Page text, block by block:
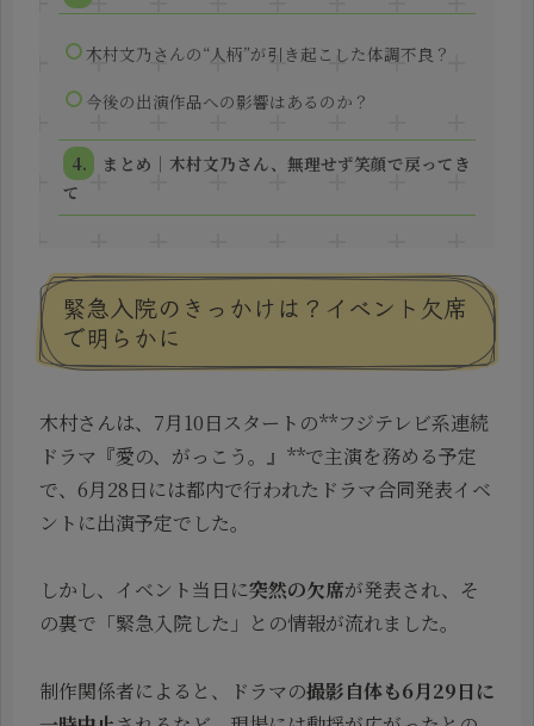
木村文乃さんの“人柄”が引き起こした体調不良？
今後の出演作品への影響はあるのか？
まとめ｜木村文乃さん、無理せず笑顔で戻ってき
て
緊急入院のきっかけは？イベント欠席
で明らかに
木村さんは、7月10日スタートの**フジテレビ系連続
ドラマ『愛の、がっこう。』**で主演を務める予定
で、6月28日には都内で行われたドラマ合同発表イベ
ントに出演予定でした。
しかし、イベント当日に突然の欠席が発表され、そ
の裏で「緊急入院した」との情報が流れました。
制作関係者によると、ドラマの撮影自体も6月29日に